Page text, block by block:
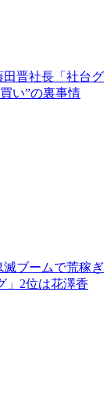
田晋社長「社台グ
い”の裏事情
滅ブームで荒稼ぎ
」2位は花澤香